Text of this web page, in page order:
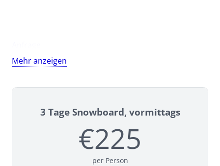
Die Kinde, die mit dem Bus kommen, starten um
Mehr anzeigen
3 Tage Snowboard, vormittags
€225
per Person